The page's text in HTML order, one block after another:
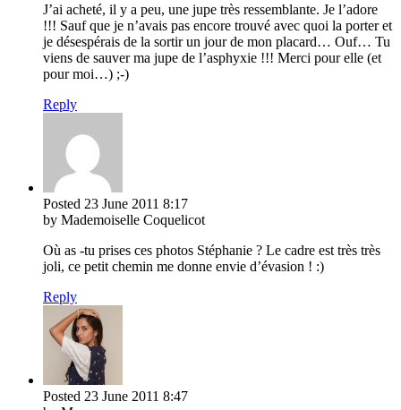
J’ai acheté, il y a peu, une jupe très ressemblante. Je l’adore
!!! Sauf que je n’avais pas encore trouvé avec quoi la porter et
je désespérais de la sortir un jour de mon placard… Ouf… Tu
viens de sauver ma jupe de l’asphyxie !!! Merci pour elle (et
pour moi…) ;-)
Reply
Posted 23 June 2011 8:17
by Mademoiselle Coquelicot
Où as -tu prises ces photos Stéphanie ? Le cadre est très très
joli, ce petit chemin me donne envie d’évasion ! :)
Reply
Posted 23 June 2011 8:47